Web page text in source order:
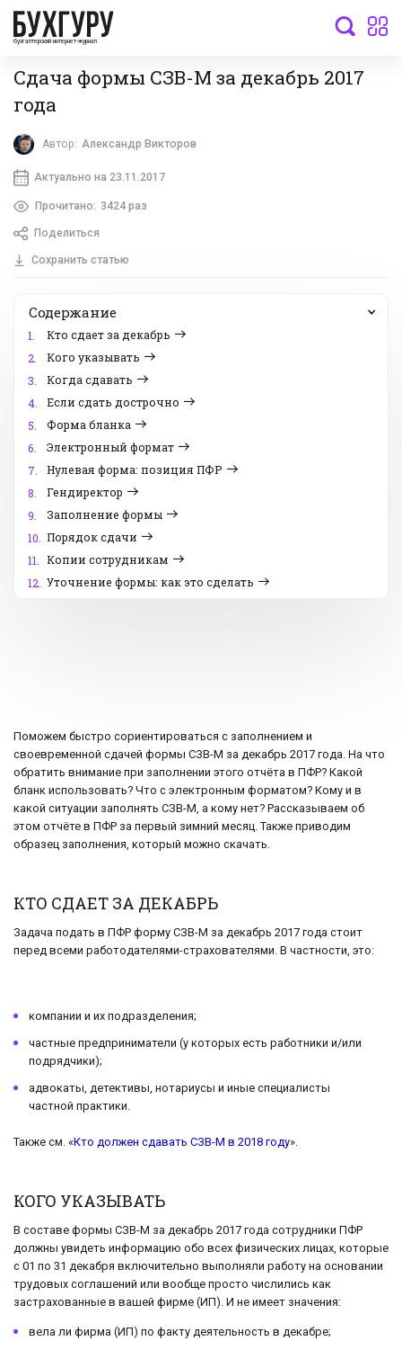
бухгалтерский интернет-журнал
Сдача формы СЗВ-М за декабрь 2017
года
Автор: Александр Викторов
Актуально на 23.11.2017
Прочитано: 3424 раз
Поделиться
Сохранить статью
Содержание
1.
Кто сдает за декабрь
2.
Кого указывать
3.
Когда сдавать
4.
Если сдать дострочно
5.
Форма бланка
6.
Электронный формат
7.
Нулевая форма: позиция ПФР
8.
Гендиректор
9.
Заполнение формы
10. Порядок сдачи
11. Копии сотрудникам
12. Уточнение формы: как это сделать
Поможем быстро сориентироваться с заполнением и
своевременной сдачей формы СЗВ-М за декабрь 2017 года. На что
обратить внимание при заполнении этого отчёта в ПФР? Какой
бланк использовать? Что с электронным форматом? Кому и в
какой ситуации заполнять СЗВ-М, а кому нет? Рассказываем об
этом отчёте в ПФР за первый зимний месяц. Также приводим
образец заполнения, который можно скачать.
КТО СДАЕТ ЗА ДЕКАБРЬ
Задача подать в ПФР форму СЗВ-М за декабрь 2017 года стоит
перед всеми работодателями-страхователями. В частности, это:
компании и их подразделения;
частные предприниматели (у которых есть работники и/или
подрядчики);
адвокаты, детективы, нотариусы и иные специалисты
частной практики.
Также см. «Кто должен сдавать СЗВ-М в 2018 году».
КОГО УКАЗЫВАТЬ
В составе формы СЗВ-М за декабрь 2017 года сотрудники ПФР
должны увидеть информацию обо всех физических лицах, которые
с 01 по 31 декабря включительно выполняли работу на основании
трудовых соглашений или вообще просто числились как
застрахованные в вашей фирме (ИП). И не имеет значения:
вела ли фирма (ИП) по факту деятельность в декабре;